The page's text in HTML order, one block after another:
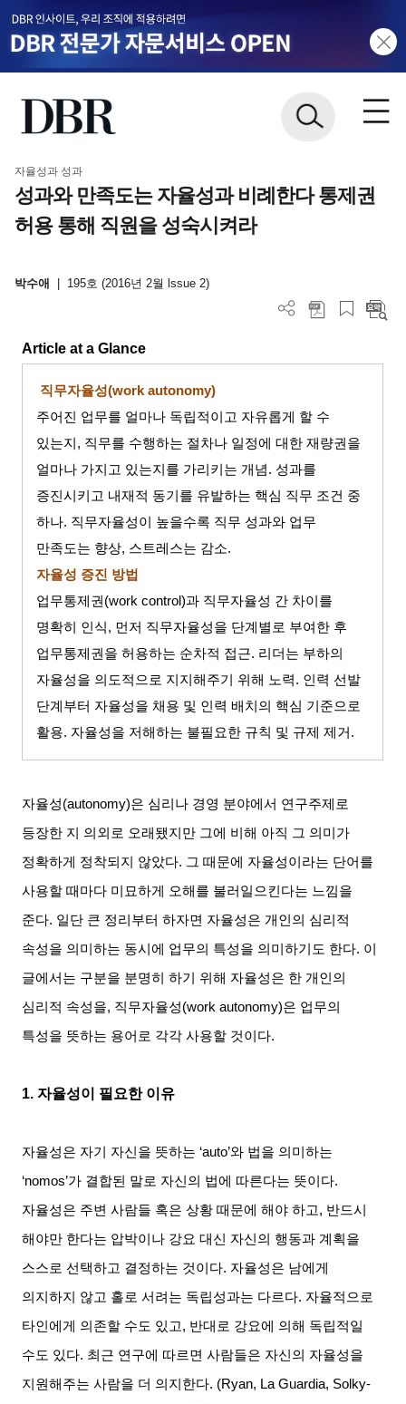
자율성과 성과
성과와 만족도는 자율성과 비례한다 통제권
허용 통해 직원을 성숙시켜라
박수애 195호 (2016년 2월 lssue 2)
Article at a Glance
직무자율성(work autonomy)
주어진 업무를 얼마나 독립적이고 자유롭게 할 수
있는지 , 직무를 수행하는 절차나 일정에 대한 재량권을
얼마나 가지고 있는지를 가리키는 개념. 성과를
증진시키고 내재적 동기를 유발하는 핵심 직무 조건 중
하나. 직무자율성이 높을수록 직무 성과와 업무
만족도는 향상, 스트레스는 감소.
자율성 증진 방법
업무통제권 (work control)과 직무자율성 간 차이를
명확히 인식, 먼저 직무자율성을 단계별로 부여한 후
업무통제권을 허용하는 순차적 접근. 리더는 부하의
자율성을 의도적으로 지지해주기 위해 노력. 인력 선발
단계부터 자율성을 채용 및 인력 배치의 핵심 기준으로
활용. 자율성을 저해하는 불필요한 규칙 및 규제 제거 .
자율성(autonomy)은 심리나 경영 분야에서 연구주제로
등장한 지 의외로 오래됐지만 그에 비해 아직 그 의미가
정확하게 정착되지 않았다. 그 때문에 자율성이라는 단어를
사용할 때마다 미묘하게 오해를 불러일으킨다는 느낌을
준다. 일단 큰 정리부터 하자면 자율성은 개인의 심리적
속성을 의미하는 동시에 업무의 특성을 의미하기도 한다. 이
글에서는 구분을 분명히 하기 위해 자율성은 한 개인의
심리적 속성을, 직무자율성(work autonomy)은 업무의
특성을 뜻하는 용어로 각각 사용할 것이다.
1.자율성이 필요한 이유
자율성은 자기 자신을 뜻하는 ‘auto’와 법을 의미하는
‘nomos’가 결합된 말로 자신의 법에 따른다는 뜻이다.
자율성은 주변 사람들 혹은 상황 때문에 해야 하고, 반드시
해야만 한다는 압박이나 강요 대신 자신의 행동과 계획을
스스로 선택하고 결정하는 것이다. 자율성은 남에게
의지하지 않고 홀로 서려는 독립성과는 다르다. 자율적으로
타인에게 의존할 수도 있고, 반대로 강요에 의해 독립적일
수도 있다. 최근 연구에 따르면 사람들은 자신의 자율성을
지원해주는 사람을 더 의지한다. (Ryan, La Guardia, Solky-